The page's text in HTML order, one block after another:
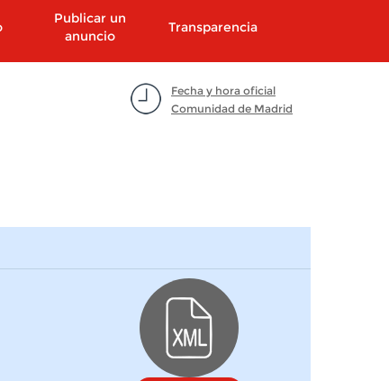
Publicar un
anuncio
Transparencia
Fecha y hora oficial
Comunidad de Madrid